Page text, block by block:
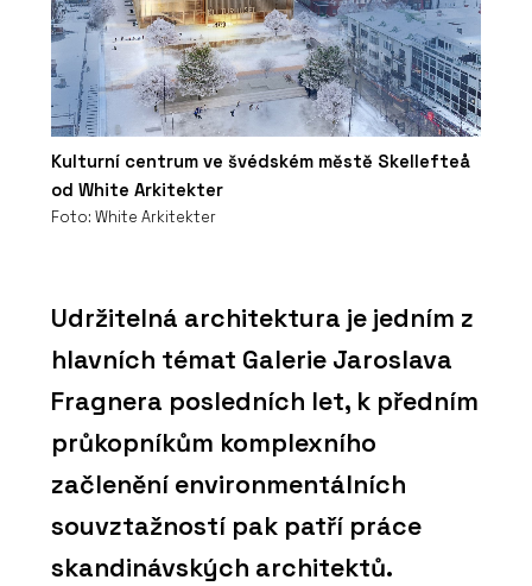
Kulturní centrum ve švédském městě Skellefteå
od White Arkitekter
Foto: White Arkitekter
Udržitelná architektura je jedním z
hlavních témat Galerie Jaroslava
Fragnera posledních let, k předním
průkopníkům komplexního
začlenění environmentálních
souvztažností pak patří práce
skandinávských architektů.